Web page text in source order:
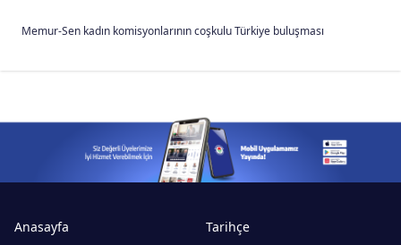
Memur-Sen kadın komisyonlarının coşkulu Türkiye buluşması
Anasayfa
Tarihçe